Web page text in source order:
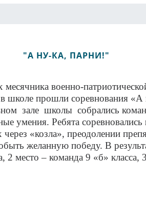
"А НУ-КА, ПАРНИ!"
месячника военно-
в школе прошли соревнования
зале школы собрались
умения. Ребята
«козла», преодолении
желанную победу. В
2 место – команда 9 «б» класса,